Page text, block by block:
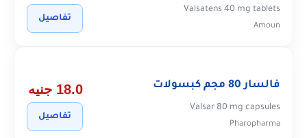
Valsatens 40 mg tablets
Amoun
تفاصيل
فالسار 80 مجم كبسولات
Valsar 80 mg capsules
Pharopharma
18.0 جنيه
تفاصيل